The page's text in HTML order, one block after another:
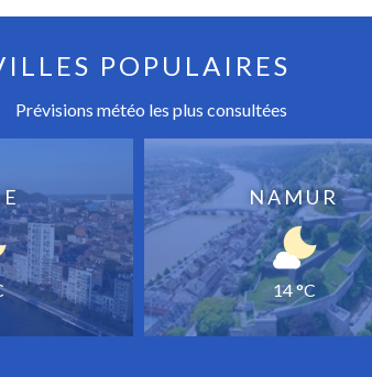
POPULAIRES
Prévisions météo les plus consultées
NAMUR
14 °C